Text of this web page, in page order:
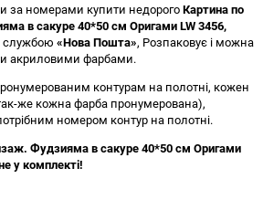
за номерами купити недорогоКартина по
в сакуре 40*50 см Оригами LW 3456,
службою «Нова Пошта», Розпаковує і можна
акриловими фарбами.
контурам на полотні, кожен
же кожна фарба пронумерована),
номером контур на полотні.
Фудзияма в сакуре 40*50 см Оригами
у комплекті!